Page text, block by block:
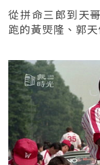
從拼命三郎到天
跑的黃煚隆、郭